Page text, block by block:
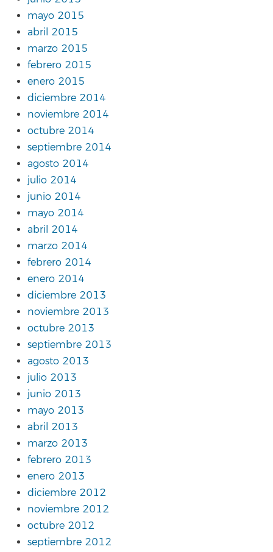
mayo 2015
abril 2015
marzo 2015
febrero 2015
enero 2015
diciembre 2014
noviembre 2014
octubre 2014
septiembre 2014
agosto 2014
julio 2014
junio 2014
mayo 2014
abril 2014
marzo 2014
febrero 2014
enero 2014
diciembre 2013
noviembre 2013
octubre 2013
septiembre 2013
agosto 2013
julio 2013
junio 2013
mayo 2013
abril 2013
marzo 2013
febrero 2013
enero 2013
diciembre 2012
noviembre 2012
octubre 2012
septiembre 2012